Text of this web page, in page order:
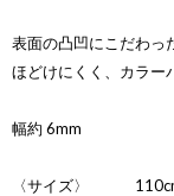
表面の凸凹にこだわっ
ほどけにくく、カラー
幅約 6mm
〈サイズ〉